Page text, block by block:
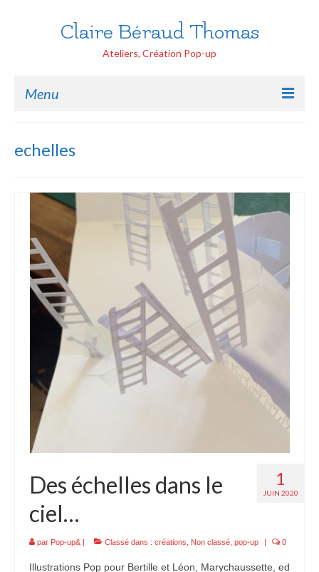
Claire Béraud Thomas
Ateliers, Création Pop-up
Menu
Ateliers Tout public
Pop-up Ecoles
Création Pop-up
Peinture Portraits
Contactez moi
echelles
1
JUIN 2020
Des échelles dans le
ciel…
par Pop-up& | Classé dans : créations Non classé pop-up | 0
Illustrations Pop pour Bertille et Léon, Marychaussette, ed